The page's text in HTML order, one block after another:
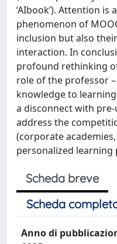
‘AIbook’). Attention is
phenomenon of
inclusion but also
interaction. In
profound rethinking
role of the professor
knowledge to
a disconnect with
address the
(corporate
personalized learning
Scheda breve
Scheda
Anno di